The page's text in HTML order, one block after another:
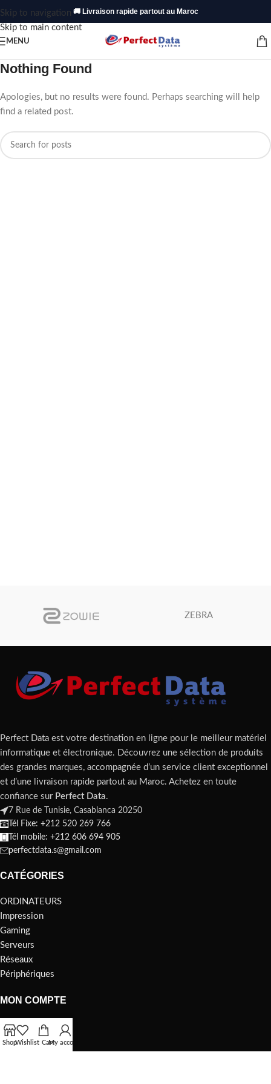
Skip to navigation
Skip to main content
🚚 Livraison rapide partout au Maroc
MENU
Nothing Found
Apologies, but no results were found. Perhaps searching will help
find a related post.
ZEBRA
Perfect Data est votre destination en ligne pour le meilleur matériel
informatique et électronique. Découvrez une sélection de produits
des grandes marques, accompagnée d’un service client exceptionnel
et d’une livraison rapide partout au Maroc. Achetez en toute
confiance sur Perfect Data.
7 Rue de Tunisie, Casablanca 20250
Tél Fixe: +212 520 269 766
Tél mobile: +212 606 694 905
perfectdata.s@gmail.com
CATÉGORIES
ORDINATEURS
Impression
Gaming
Serveurs
Réseaux
Périphériques
MON COMPTE
ORDINATEURS
Impression
ShopWishlist CartMy account